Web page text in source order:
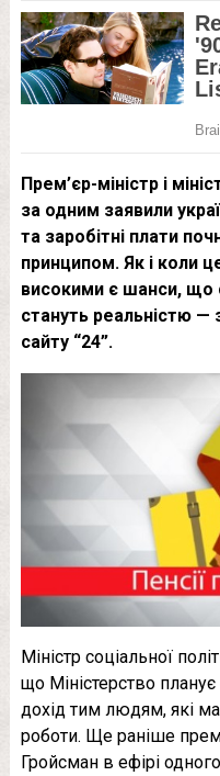
Прем’єр-міністр і
за одним заявили
та заробітні плати
принципом. Як і коли
високими є шанси, що
стануть реальністю —
сайту “24”.
Міністр соціальної
що Міністерство
дохід тим людям, які
роботи. Ще раніше
Гройсман в ефірі